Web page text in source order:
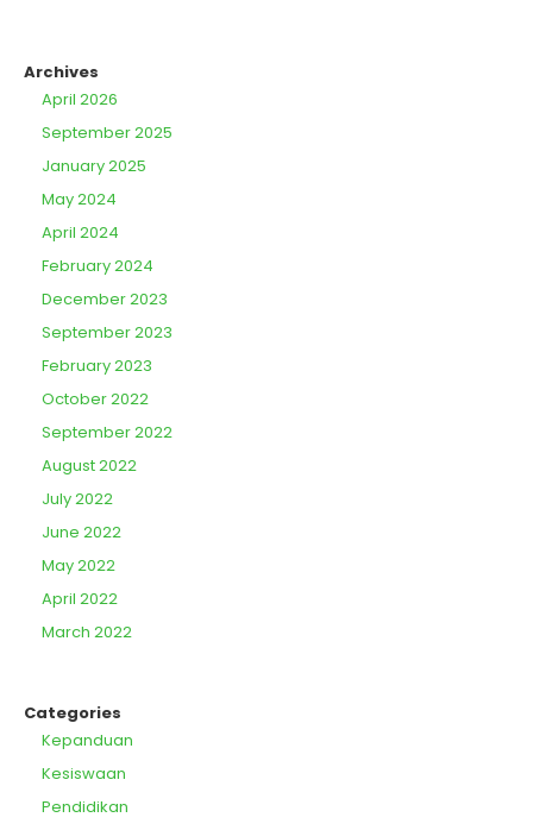
Archives
April 2026
September 2025
January 2025
May 2024
April 2024
February 2024
December 2023
September 2023
February 2023
October 2022
September 2022
August 2022
July 2022
June 2022
May 2022
April 2022
March 2022
Categories
Kepanduan
Kesiswaan
Pendidikan